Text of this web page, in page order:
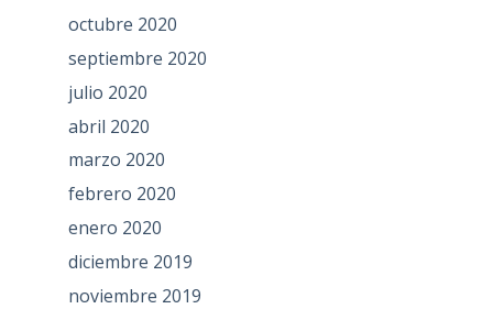
octubre 2020
septiembre 2020
julio 2020
abril 2020
marzo 2020
febrero 2020
enero 2020
diciembre 2019
noviembre 2019